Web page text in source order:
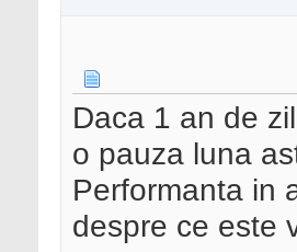
Daca 1 an de
o pauza luna
Performanta in
despre ce este